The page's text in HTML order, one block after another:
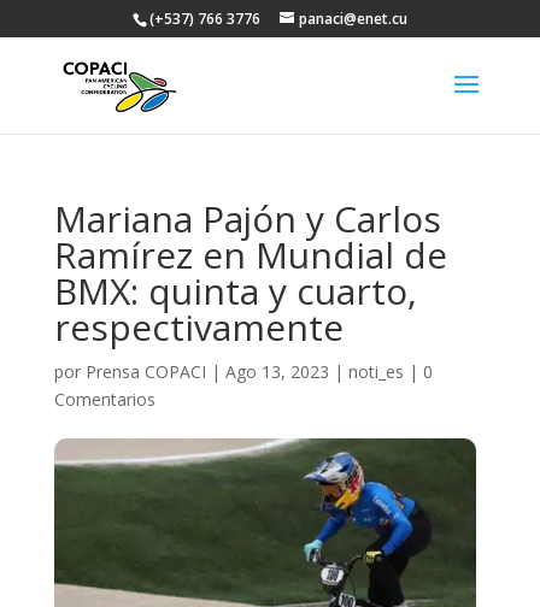
(+537) 766 3776 panaci@enet.cu
Mariana Pajón y Carlos
Ramírez en Mundial de
BMX: quinta y cuarto,
respectivamente
por Prensa COPACI | Ago 13, 2023 | noti_es | 0
Comentarios